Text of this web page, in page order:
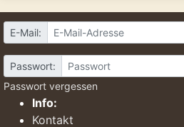
E-Mail:
Passwort:
Passwort vergessen
Info:
Kontakt